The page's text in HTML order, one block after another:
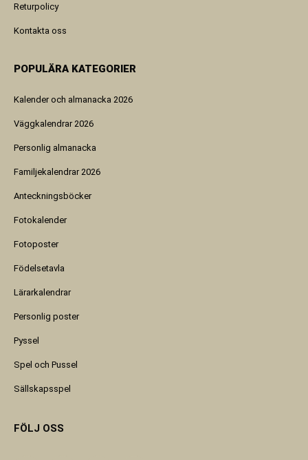
Returpolicy
Kontakta oss
POPULÄRA KATEGORIER
Kalender och almanacka 2026
Väggkalendrar 2026
Personlig almanacka
Familjekalendrar 2026
Anteckningsböcker
Fotokalender
Fotoposter
Födelsetavla
Lärarkalendrar
Personlig poster
Pyssel
Spel och Pussel
Sällskapsspel
FÖLJ OSS